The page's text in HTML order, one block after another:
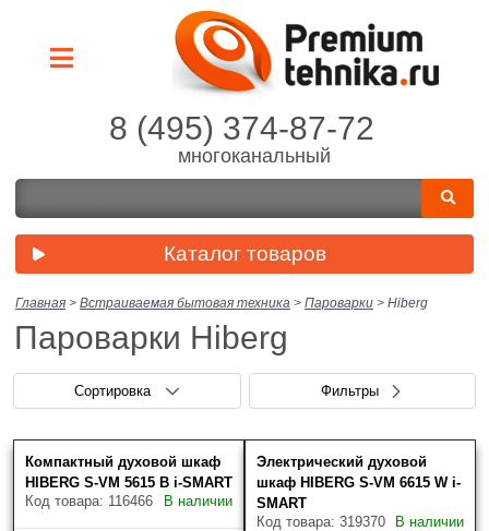
8 (495) 374-87-72
многоканальный
Каталог товаров
Главная > Встраиваемая бытовая техника > Пароварки > Hiberg
Пароварки Hiberg
Сортировка Фильтры
Скрыть фильтры Нет выбранных товаров
Цена (руб.)
Компактный духовой шкаф
HIBERG S-VM 5615 B i-SMART
Код товара: 116466
В наличии
Электрический духовой
шкаф HIBERG S-VM 6615 W i-
SMART
Код товара: 319370
В наличии